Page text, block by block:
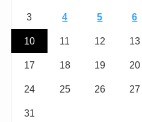
3 4 5 6
10 11 12 13
17 18 19 20
24 25 26 27
31